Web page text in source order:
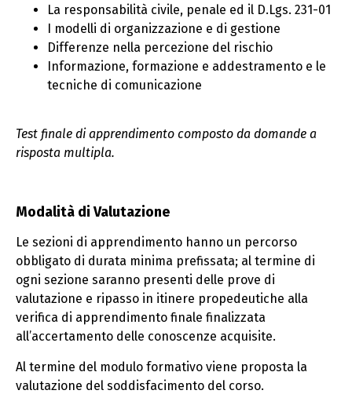
La responsabilità civile, penale ed il D.Lgs. 231-01
I modelli di organizzazione e di gestione
Differenze nella percezione del rischio
Informazione, formazione e addestramento e le
tecniche di comunicazione
Test finale di apprendimento composto da domande a
risposta multipla.
Modalità di Valutazione
Le sezioni di apprendimento hanno un percorso
obbligato di durata minima prefissata; al termine di
ogni sezione saranno presenti delle prove di
valutazione e ripasso in itinere propedeutiche alla
verifica di apprendimento finale finalizzata
all’accertamento delle conoscenze acquisite.
Al termine del modulo formativo viene proposta la
valutazione del soddisfacimento del corso.